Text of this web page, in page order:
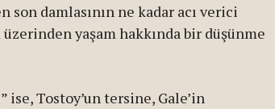
son damlasının ne kadar acı verici
yaşam hakkında bir düşünme
ise, Tostoy’un tersine, Gale’in